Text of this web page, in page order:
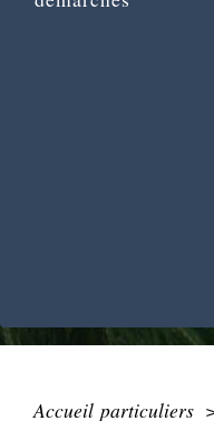
Accueil particuliers